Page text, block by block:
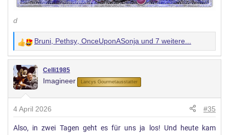
d
W
e
r
t
n
g
e
Bruni Pethsy OnceUponASonja und 7 weitere...
Celli1985
Imagineer Lancys Gourmetausstatter
4 April 2026 #35
Also, in zwei Tagen geht es für uns ja los! Und heute kam